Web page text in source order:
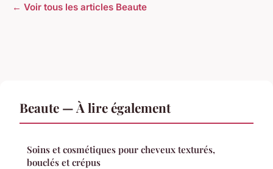
← Voir tous les articles Beaute
Beaute — À lire également
Soins et cosmétiques pour cheveux texturés,
bouclés et crépus